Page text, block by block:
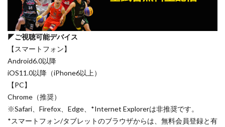
◤ご視聴可能デバイス
【スマートフォン】
Android6.0以降
iOS11.0以降（iPhone6以上）
【PC】
Chrome（推奨）
※Safari、Firefox、Edge、*Internet Explorerは非推奨です。
*スマートフォン/タブレットのブラウザからは、無料会員登録と有